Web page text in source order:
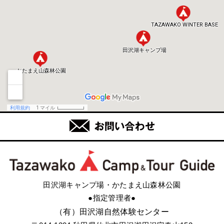
田沢湖キャンプ場・かたまえ山森林公園
●指定管理者●
（有）田沢湖自然体験センター